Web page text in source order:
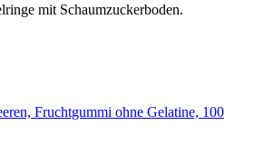
mit Schaumzuckerboden.